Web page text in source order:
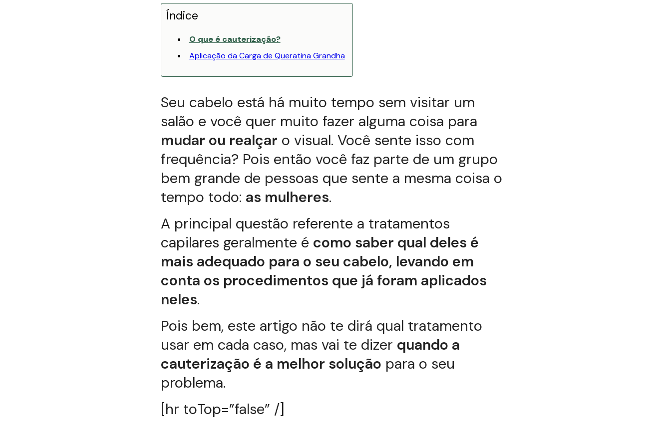
Índice
O que é cauterização?
Aplicação da Carga de Queratina Grandha
Seu cabelo está há muito tempo sem visitar um
salão e você quer muito fazer alguma coisa para
mudar ou realçar o visual. Você sente isso com
frequência? Pois então você faz parte de um grupo
bem grande de pessoas que sente a mesma coisa o
tempo todo: as mulheres.
A principal questão referente a tratamentos
capilares geralmente é como saber qual deles é
mais adequado para o seu cabelo, levando em
conta os procedimentos que já foram aplicados
neles.
Pois bem, este artigo não te dirá qual tratamento
usar em cada caso, mas vai te dizer quando a
cauterização é a melhor solução para o seu
problema.
[hr toTop=”false” /]